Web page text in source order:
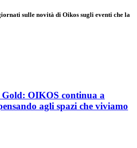
sulle novità di Oikos sugli eventi che la
OIKOS continua a
agli spazi che viviamo